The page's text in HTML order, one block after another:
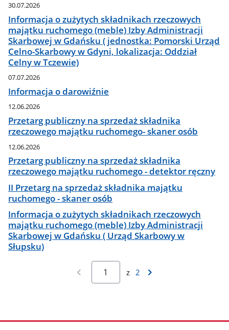
30.07.2026
Informacja o zużytych składnikach rzeczowych
majątku ruchomego (meble) Izby Administracji
Skarbowej w Gdańsku ( jednostka: Pomorski Urząd
Celno-Skarbowy w Gdyni, lokalizacja: Oddział
Celny w Tczewie)
07.07.2026
Informacja o darowiźnie
12.06.2026
Przetarg publiczny na sprzedaż składnika
rzeczowego majątku ruchomego- skaner osób
12.06.2026
Przetarg publiczny na sprzedaż składnika
rzeczowego majątku ruchomego - detektor ręczny
II Przetarg na sprzedaż składnika majątku
ruchomego - skaner osób
Informacja o zużytych składnikach rzeczowych
majątku ruchomego (meble) Izby Administracji
Skarbowej w Gdańsku ( Urząd Skarbowy w
Słupsku)
z 2